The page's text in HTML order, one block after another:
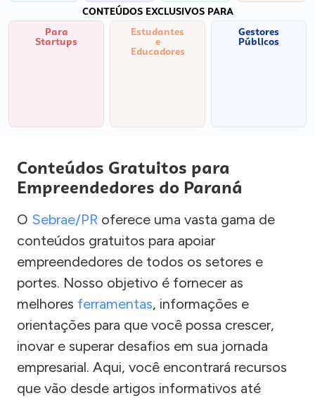
CONTEÚDOS EXCLUSIVOS PARA
Para
Startups
Estudantes
e
Educadores
Gestores
Públicos
Conteúdos Gratuitos para
Empreendedores do Paraná
O Sebrae/PR oferece uma vasta gama de
conteúdos gratuitos para apoiar
empreendedores de todos os setores e
portes. Nosso objetivo é fornecer as
melhores ferramentas, informações e
orientações para que você possa crescer,
inovar e superar desafios em sua jornada
empresarial. Aqui, você encontrará recursos
que vão desde artigos informativos até